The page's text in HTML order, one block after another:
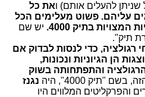
להעלים אותם) ואת כל
עליהם. פשוט מעלימים הכל
בתיק 4000.
יש שם
תיק".
רגולציה, כדי לנסות לבדוק אם
הן הגיוניות ונכונות,
והתפתחותה בשוק
"תיק 4000", היה
נגנז
והפרקליטים המלווים היו